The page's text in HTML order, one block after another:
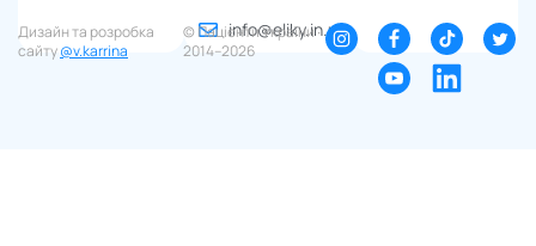
info@eliky.in.ua
Дизайн та розробка
сайту@v.karrina
© Пацієнти України ∙
2014–2026